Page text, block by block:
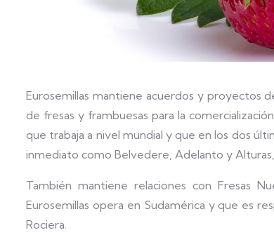
Eurosemillas mantiene acuerdos y proyectos
de fresas y frambuesas para la
que trabaja a nivel mundial y que en los dos
inmediato como Belvedere, Adelanto y
También mantiene relaciones con Fresas
Eurosemillas opera en Sudamérica y que es
Rociera.